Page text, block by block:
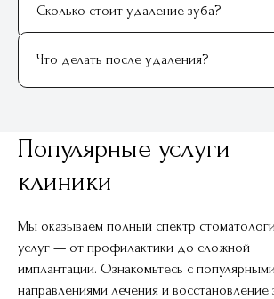
Сколько стоит удаление зуба?
Что делать после удаления?
Популярные услуги
клиники
Мы оказываем полный спектр
услуг — от профилактики до сложной
имплантации. Ознакомьтесь с
направлениями лечения и восстановление
Иванов Александр Петрович
+7
Нажимая на кнопку, вы соглашаетесь с
обработку своих персональных данных
Оставить заявку